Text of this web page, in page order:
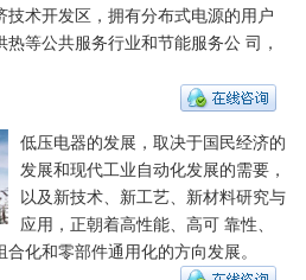
技术开发区，拥有分布式电源的用户
等公共服务行业和节能服务公 司，
低压电器的发展，取决于国民经济的
发展和现代工业自动化发展的需要，
以及新技术、新工艺、新材料研究与
应用，正朝着高性能、高可 靠性、
化和零部件通用化的方向发展。